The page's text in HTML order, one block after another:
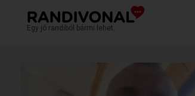
Egy jó randiból bármi lehet.